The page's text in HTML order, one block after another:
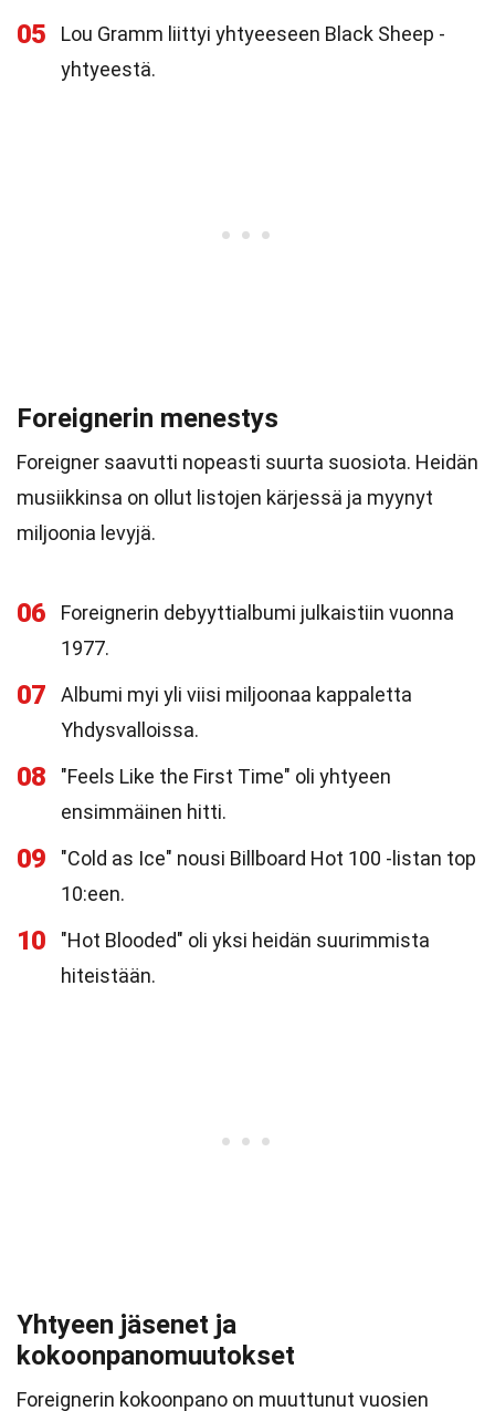
05
Lou Gramm liittyi yhtyeeseen Black Sheep -
yhtyeestä.
Foreignerin menestys
Foreigner saavutti nopeasti suurta suosiota. Heidän
musiikkinsa on ollut listojen kärjessä ja myynyt
miljoonia levyjä.
06
Foreignerin debyyttialbumi julkaistiin vuonna
1977.
07
Albumi myi yli viisi miljoonaa kappaletta
Yhdysvalloissa.
08
"Feels Like the First Time" oli yhtyeen
ensimmäinen hitti.
09
"Cold as Ice" nousi Billboard Hot 100 -listan top
10:een.
10
"Hot Blooded" oli yksi heidän suurimmista
hiteistään.
Yhtyeen jäsenet ja
kokoonpanomuutokset
Foreignerin kokoonpano on muuttunut vuosien